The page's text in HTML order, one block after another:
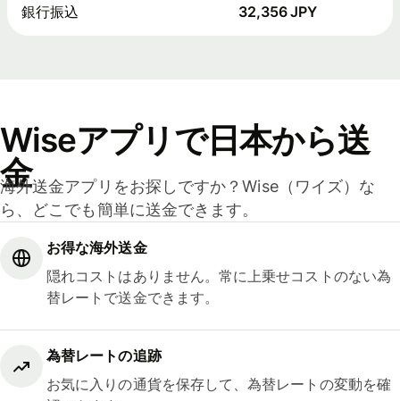
銀行振込 32,356 JPY
Wiseアプリで日本から送
金
海外送金アプリをお探しですか？Wise（ワイズ）な
ら、どこでも簡単に送金できます。
お得な海外送金
隠れコストはありません。常に上乗せコストのない為
替レートで送金できます。
為替レートの追跡
お気に入りの通貨を保存して、為替レートの変動を確